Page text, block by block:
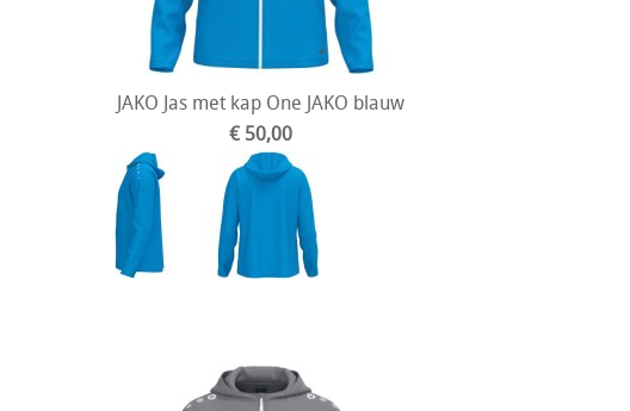
JAKO Jas met kap One JAKO blauw
€ 50,00